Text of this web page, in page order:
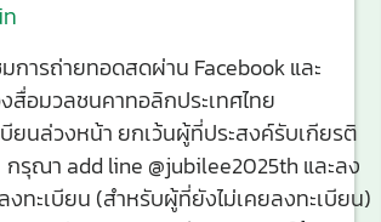
การถ่ายทอดสดผ่าน Facebook และ
สื่อมวลชนคาทอลิกประเทศไทย
ยนล่วงหน้า ยกเว้นผู้ที่ประสงค์รับเกียรติ
รุณา add line @jubilee2025th และลง
งทะเบียน (สำหรับผู้ที่ยังไม่เคยลงทะเบียน)